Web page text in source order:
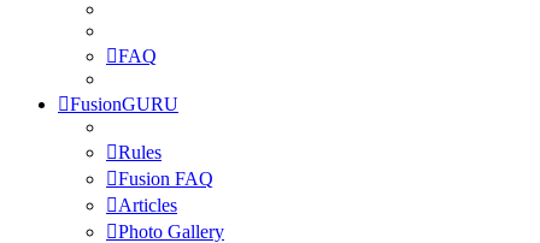
FAQ
FusionGURU
Rules
Fusion FAQ
Articles
Photo Gallery